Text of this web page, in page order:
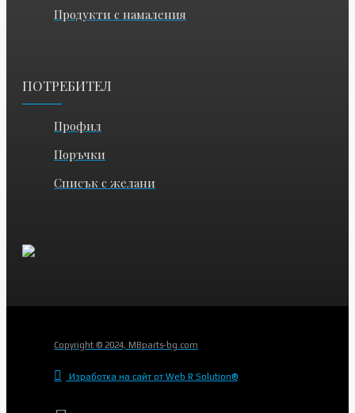
Продукти с намаления
ПОТРЕБИТЕЛ
Профил
Поръчки
Списък с желани
Copyright © 2024, MBparts-bg.com
Изработка на сайт от Web R Solution®